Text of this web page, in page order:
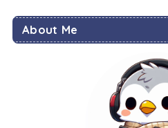
About Me